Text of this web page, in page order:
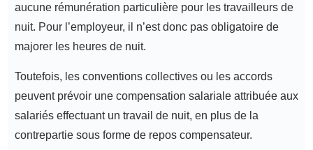
aucune rémunération particulière pour les travailleurs de
nuit. Pour l’employeur, il n’est donc pas obligatoire de
majorer les heures de nuit.
Toutefois, les conventions collectives ou les accords
peuvent prévoir une compensation salariale attribuée aux
salariés effectuant un travail de nuit, en plus de la
contrepartie sous forme de repos compensateur.